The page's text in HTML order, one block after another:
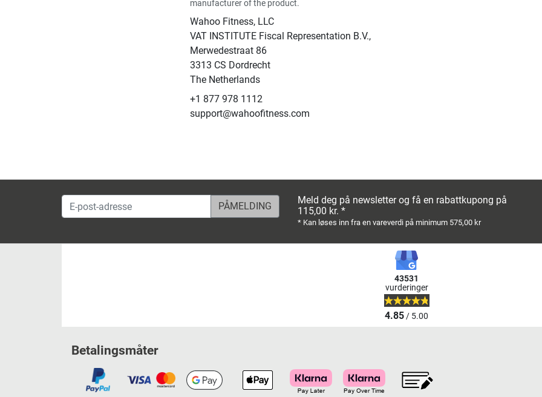
manufacturer of the product.
Wahoo Fitness, LLC
VAT INSTITUTE Fiscal Representation B.V.,
Merwedestraat 86
3313 CS Dordrecht
The Netherlands
+1 877 978 1112
support@wahoofitness.com
E-post-adresse
Meld deg på newsletter og få en rabattkupong på
115,00 kr. *
* Kan løses inn fra en vareverdi på minimum 575,00 kr
43531
vurderinger
4.85/ 5.00
Betalingsmåter